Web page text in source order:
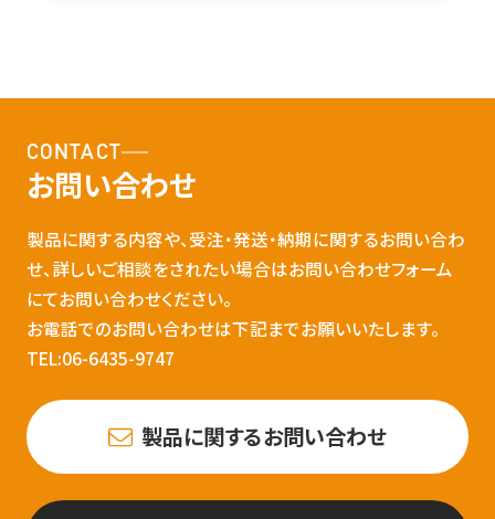
CONTACT
お問い合わせ
製品に関する内容や、受注・発送・納期に関するお問い合わ
せ、詳しいご相談をされたい場合はお問い合わせフォーム
にてお問い合わせください。
お電話でのお問い合わせは下記までお願いいたします。
TEL:06-6435-9747
製品に関するお問い合わせ